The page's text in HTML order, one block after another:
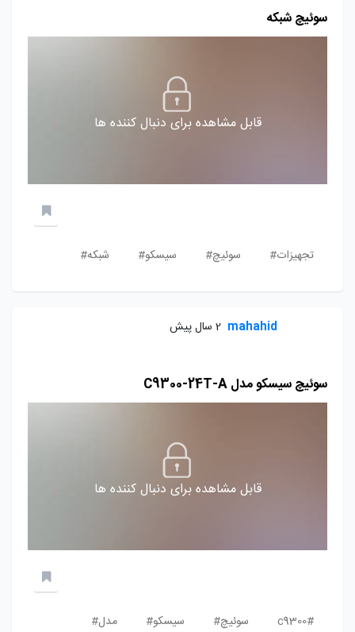
سوئیچ شبکه
قابل مشاهده برای دنبال کننده ها
تجهیزات# سوئیچ# سیسکو# شبکه#
mahahid 2 سال پیش
سوئیچ سیسکو مدل C9300-24T-A
قابل مشاهده برای دنبال کننده ها
c9300# سوئیچ# سیسکو# مدل#